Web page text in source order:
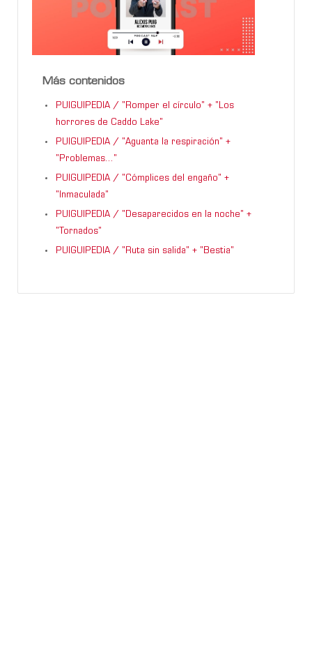
Más contenidos
PUIGUIPEDIA / "Romper el círculo" + "Los
horrores de Caddo Lake"
PUIGUIPEDIA / "Aguanta la respiración" +
"Problemas..."
PUIGUIPEDIA / "Cómplices del engaño" +
"Inmaculada"
PUIGUIPEDIA / "Desaparecidos en la noche" +
"Tornados"
PUIGUIPEDIA / "Ruta sin salida" + "Bestia"